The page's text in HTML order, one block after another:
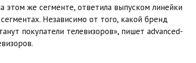
этом же сегменте, ответила выпуском линейки
Независимо от того, какой бренд
покупатели телевизоров», пишет advanced-